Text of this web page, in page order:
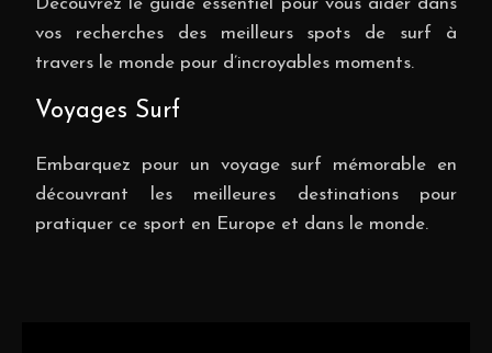
Découvrez le guide essentiel pour vous aider dans
vos recherches des meilleurs spots de surf à
travers le monde pour d’incroyables moments.
Voyages Surf
Embarquez pour un voyage surf mémorable en
découvrant les meilleures destinations pour
pratiquer ce sport en Europe et dans le monde.